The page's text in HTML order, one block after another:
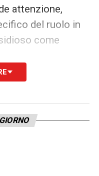
attenzione,
del ruolo in
come
fisica,
portiere capace